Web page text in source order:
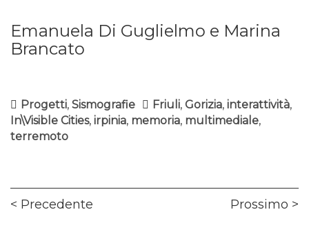
Emanuela Di Guglielmo e Marina
Brancato
Progetti, Sismografie Friuli, Gorizia, interattività,
In\Visible Cities, irpinia, memoria, multimediale,
terremoto
Navigazione
Precedente Prossimo